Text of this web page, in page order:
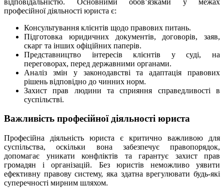
професійної діяльності юриста є:
Консультування клієнтів щодо правових питань.
Підготовка юридичних документів, договорів, заяв,
скарг та інших офіційних паперів.
Представництво інтересів клієнтів у суді, на
переговорах, перед державними органами.
Аналіз змін у законодавстві та адаптація правових
рішень відповідно до чинних норм.
Захист прав людини та сприяння справедливості в
суспільстві.
Важливість професійної діяльності юриста
Професійна діяльність юриста є критично важливою для
суспільства, оскільки вона забезпечує правопорядок,
допомагає уникати конфліктів та гарантує захист прав
громадян і організацій. Без юристів неможливо уявити
ефективну правову систему, яка здатна врегулювати будь-які
суперечності мирним шляхом.